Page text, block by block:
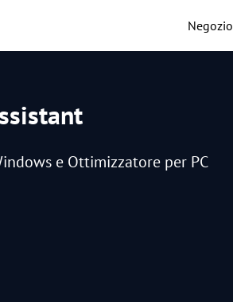
Negozio
e Ottimizzatore per PC